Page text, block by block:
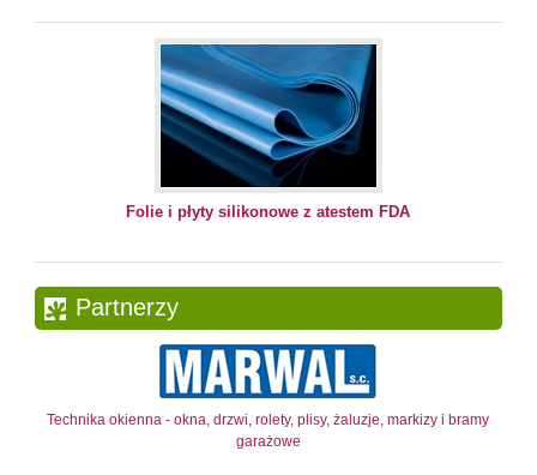
Folie i płyty silikonowe z atestem FDA
Partnerzy
Technika okienna - okna, drzwi, rolety, plisy, żaluzje, markizy i bramy
garażowe